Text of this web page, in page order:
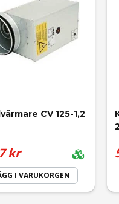
CV 125-1,2
kr
I VARUKORGEN